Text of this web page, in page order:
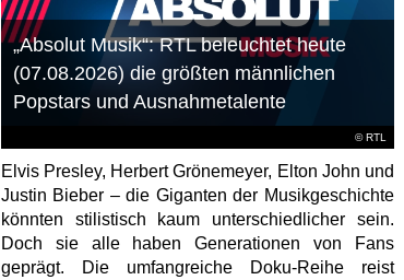
©RTL
„Absolut Musik“: RTL beleuchtet heute
(07.08.2026) die größten männlichen
Popstars und Ausnahmetalente
Elvis Presley, Herbert Grönemeyer, Elton John und
Justin Bieber – die Giganten der Musikgeschichte
könnten stilistisch kaum unterschiedlicher sein.
Doch sie alle haben Generationen von Fans
geprägt. Die umfangreiche Doku-Reihe reist